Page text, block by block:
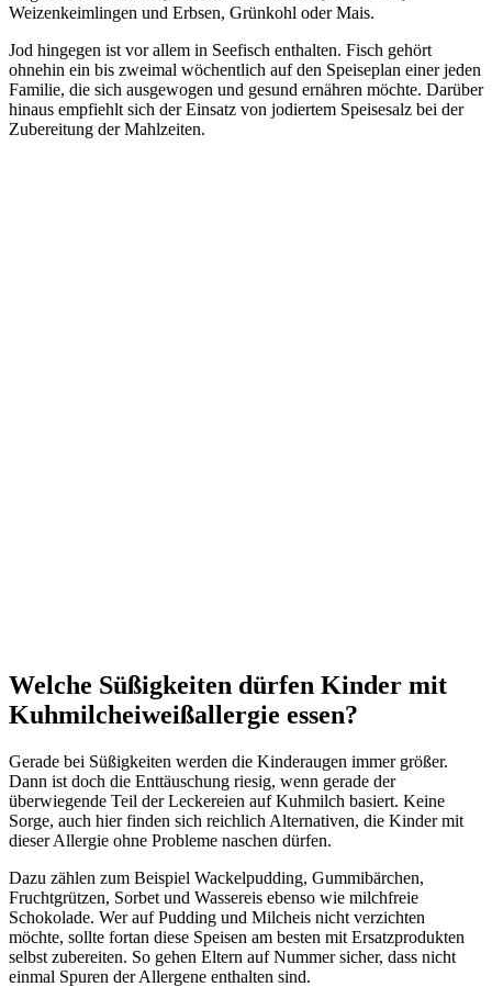
Weizenkeimlingen und Erbsen, Grünkohl oder Mais.
Jod hingegen ist vor allem in Seefisch enthalten. Fisch gehört
ohnehin ein bis zweimal wöchentlich auf den Speiseplan einer jeden
Familie, die sich ausgewogen und gesund ernähren möchte. Darüber
hinaus empfiehlt sich der Einsatz von jodiertem Speisesalz bei der
Zubereitung der Mahlzeiten.
Welche Süßigkeiten dürfen Kinder mit
Kuhmilcheiweißallergie essen?
Gerade bei Süßigkeiten werden die Kinderaugen immer größer.
Dann ist doch die Enttäuschung riesig, wenn gerade der
überwiegende Teil der Leckereien auf Kuhmilch basiert. Keine
Sorge, auch hier finden sich reichlich Alternativen, die Kinder mit
dieser Allergie ohne Probleme naschen dürfen.
Dazu zählen zum Beispiel Wackelpudding, Gummibärchen,
Fruchtgrützen, Sorbet und Wassereis ebenso wie milchfreie
Schokolade. Wer auf Pudding und Milcheis nicht verzichten
möchte, sollte fortan diese Speisen am besten mit Ersatzprodukten
selbst zubereiten. So gehen Eltern auf Nummer sicher, dass nicht
einmal Spuren der Allergene enthalten sind.